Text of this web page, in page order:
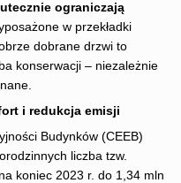
ograniczają
w przekładki
dobrane drzwi to
konserwacji – niezależnie
i redukcja emisji
Budynków (CEEB)
liczba tzw.
koniec 2023 r. do 1,34 mln